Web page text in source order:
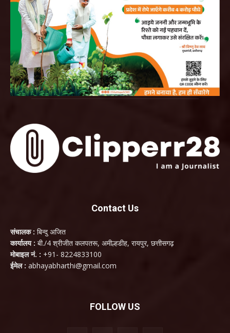
Contact Us
संचालक : बिन्दु अजित
कार्यालय : बी./4 श्रीजीत कलपतरू, अमील्हडीह, रायपुर, छत्तीसगढ़
मोबाइल नं. : +91- 8224833100
ईमेल : abhayabharthi@gmail.com
FOLLOW US